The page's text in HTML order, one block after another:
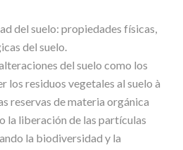
del suelo: propiedades físicas,
del suelo.
del suelo como los
los residuos vegetales al suelo à
reservas de materia orgánica
la liberación de las partículas
la biodiversidad y la